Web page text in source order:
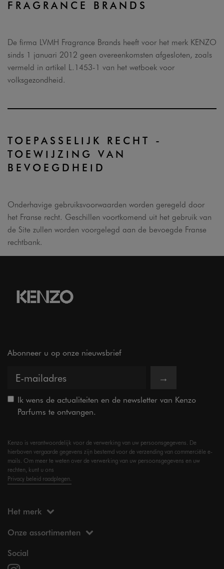
FRAGRANCE BRANDS
De firma LVMH Fragrance Brands heeft voor het merk KENZO
sinds 1 januari 2012 geen overeenkomsten afgesloten, zoals
vermeld in artikel L.1453-1 van het wetboek voor
volksgezondheid.
TOEPASSELIJK RECHT -
TOEWIJZING VAN
BEVOEGDHEID
Onderhavige gebruiksvoorwaarden worden geregeld door
het Franse recht. Geschillen voortkomend uit het gebruik van
de Site zullen worden voorgelegd aan de bevoegde Franse
rechtbank.
Abonneer u op onze nieuwsbrief
→
Ik wens de actualiteiten en de newsletter van Kenzo
Parfums te ontvangen.
Kenzo is verantwoordelijk voor de verwerking van uw persoonsgegevens. De
hierboven vergaarde gegevens zijn bestemd voor de verzending van commerciële e-
mails. Om meer te weten over de verwerking van uw persoonsgegevens en uw
rechten, kunt u ons
Privacy beleid raadplegen.
Het merk
Onze assortimenten
Social